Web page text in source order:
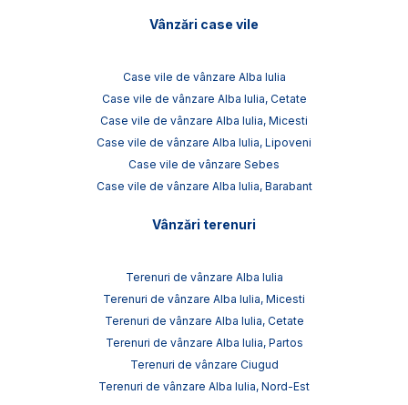
Vânzări case vile
Case vile de vânzare Alba Iulia
Case vile de vânzare Alba Iulia, Cetate
Case vile de vânzare Alba Iulia, Micesti
Case vile de vânzare Alba Iulia, Lipoveni
Case vile de vânzare Sebes
Case vile de vânzare Alba Iulia, Barabant
Vânzări terenuri
Terenuri de vânzare Alba Iulia
Terenuri de vânzare Alba Iulia, Micesti
Terenuri de vânzare Alba Iulia, Cetate
Terenuri de vânzare Alba Iulia, Partos
Terenuri de vânzare Ciugud
Terenuri de vânzare Alba Iulia, Nord-Est